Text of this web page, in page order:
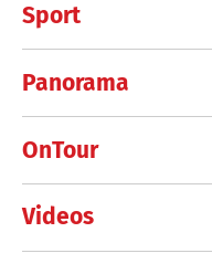
Sport
Panorama
OnTour
Videos